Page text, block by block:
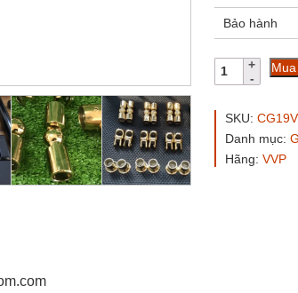
Bảo hành
Co
góc
VVP
vàng
SKU:
Danh mục:
Hãng: VVP